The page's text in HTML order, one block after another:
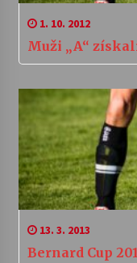
1. 10. 2012
Muži „A“
13. 3. 2013
Bernard Cup